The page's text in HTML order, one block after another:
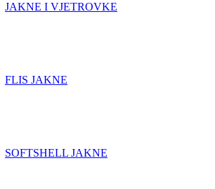
JAKNE I VJETROVKE
FLIS JAKNE
SOFTSHELL JAKNE